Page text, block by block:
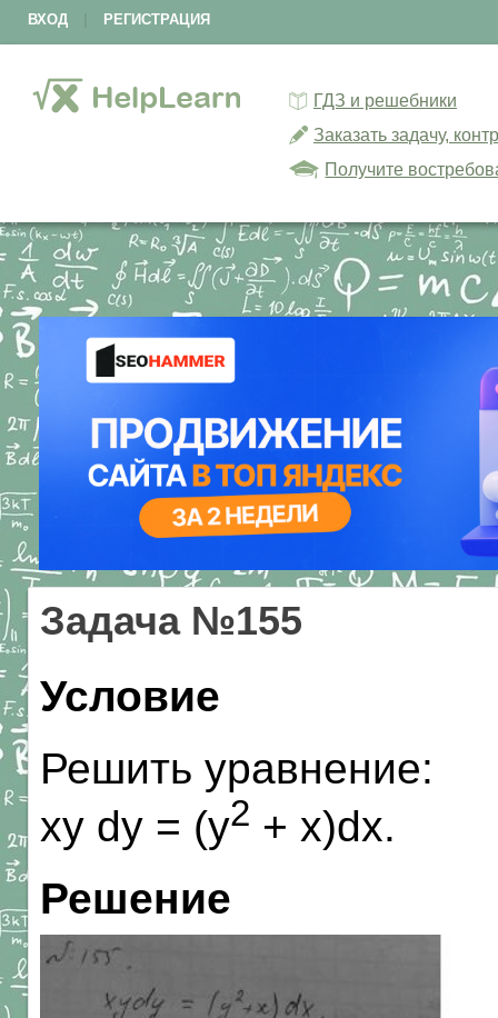
ВХОД РЕГИСТРАЦИЯ
ГДЗ и решебники
Заказать задачу,
Получите
Задача №155
Условие
Решить уравнение:
xy dy = (y2 + x)dx.
Решение